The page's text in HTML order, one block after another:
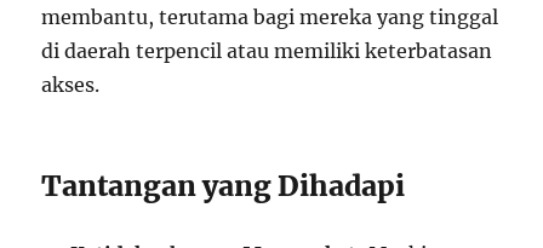
membantu, terutama bagi mereka yang tinggal
di daerah terpencil atau memiliki keterbatasan
akses.
Tantangan yang Dihadapi